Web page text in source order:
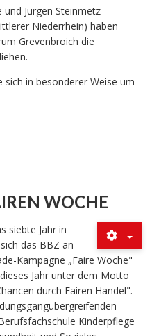
und Jürgen Steinmetz
Niederrhein) haben
Grevenbroich die
sich in besonderer Weise um
WOCHE
siebte Jahr in
das BBZ an
Kampagne „Faire Woche"
Jahr unter dem Motto
durch Fairen Handel".
Kinderpflege